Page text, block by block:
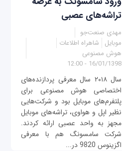
تراشه‌های عصبی
مهدی صنعت‌جو
موبایل
شاهراه اطلاعات
هوش مصنوعی
16/01/1398 - 12:00
سال ۲۰۱۸ سال معرفی پردازنده‌های
اختصاصی هوش مصنوعی برای
پلتفرم‌های موبایل بود و شرکت‌هایی
نظیر اپل و هواوی، تراشه‌های موبایل
مجهز به واحد عصبی ارائه کردند.
شرکت سامسونگ هم با معرفی
اگزینوس 9820 در...